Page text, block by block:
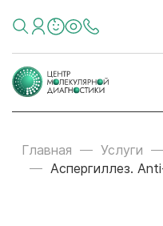
Главная Услуги
Аспергиллез.